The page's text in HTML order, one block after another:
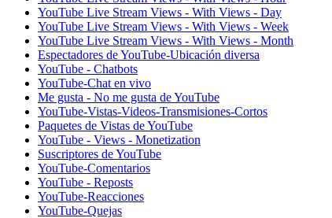
YouTube Live Stream Views - With Views - Day
YouTube Live Stream Views - With Views - Week
YouTube Live Stream Views - With Views - Month
Espectadores de YouTube-Ubicación diversa
YouTube - Chatbots
YouTube-Chat en vivo
Me gusta - No me gusta de YouTube
YouTube-Vistas-Videos-Transmisiones-Cortos
Paquetes de Vistas de YouTube
YouTube - Views - Monetization
Suscriptores de YouTube
YouTube-Comentarios
YouTube - Reposts
YouTube-Reacciones
YouTube-Quejas